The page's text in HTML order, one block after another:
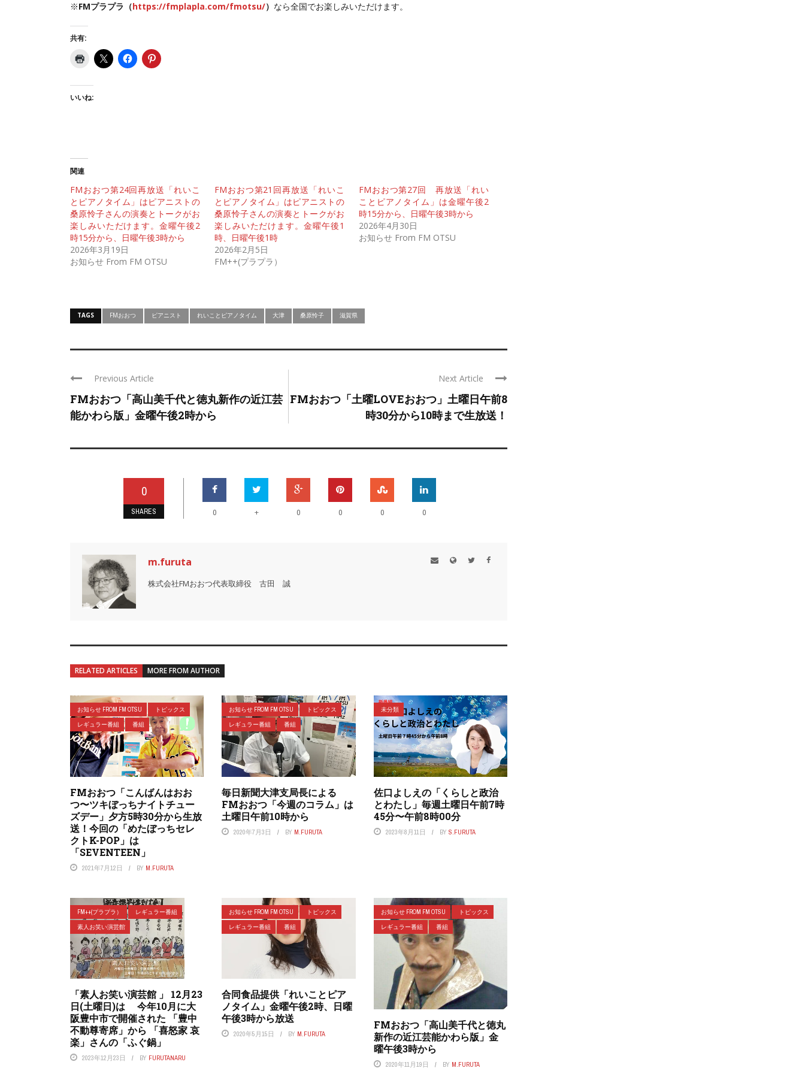
※FMプラプラ（https://fmplapla.com/fmotsu/） なら全国でお楽しみいただけます。
共有:
いいね:
関連
FMおおつ第24回再放送「れいこ
とピアノタイム」はピアニストの
桑原怜子さんの演奏とトークがお
楽しみいただけます。金曜午後2
時15分から、日曜午後3時から
2026年3月19日
お知らせ From FM OTSU
FMおおつ第21回再放送「れいこ
とピアノタイム」はピアニストの
桑原怜子さんの演奏とトークがお
楽しみいただけます。金曜午後1
時、日曜午後1時
2026年2月5日
FM++(プラプラ）
FMおおつ第27回 再放送「れい
ことピアノタイム」は金曜午後2
時15分から、日曜午後3時から
2026年4月30日
お知らせ From FM OTSU
TAGS FMおおつ ピアニスト れいことピアノタイム 大津 桑原怜子 滋賀県
Previous Article
FMおおつ「高山美千代と徳丸新作の近江芸
能かわら版」金曜午後2時から
Next Article
FMおおつ「土曜LOVEおおつ」土曜日午前8
時30分から10時まで生放送！
0
SHARES 0 + 0 0 0 0
m.furuta
株式会社FMおおつ代表取締役 古田 誠
RELATED ARTICLES MORE FROM AUTHOR
お知らせ FROM FM OTSU
トピックス
レギュラー番組
番組
FMおおつ「こんばんはおお
つ〜ツキぼっちナイトチュー
ズデー」夕方5時30分から生放
送！今回の「めたぼっちセレ
クトK-POP」は
「SEVENTEEN」
2021年7月12日 BY M.FURUTA
お知らせ FROM FM OTSU
トピックス
レギュラー番組
番組
毎日新聞大津支局長による
FMおおつ「今週のコラム」は
土曜日午前10時から
2020年7月3日 BY M.FURUTA
未分類
佐口よしえの「くらしと政治
とわたし」毎週土曜日午前7時
45分〜午前8時00分
2023年8月11日 BY S.FURUTA
FM++(プラプラ）
レギュラー番組
素人お笑い演芸館
「素人お笑い演芸館 」 12月23
日(土曜日)は 今年10月に大
阪豊中市で開催された 「豊中
不動尊寄席」から 「喜怒家 哀
楽」さんの「ふぐ鍋」
2023年12月23日 BY FURUTANARU
お知らせ FROM FM OTSU
トピックス
レギュラー番組
番組
合同食品提供「れいことピア
ノタイム」金曜午後2時、日曜
午後3時から放送
2020年5月15日 BY M.FURUTA
お知らせ FROM FM OTSU
トピックス
レギュラー番組
番組
FMおおつ「高山美千代と徳丸
新作の近江芸能かわら版」金
曜午後3時から
2020年11月19日 BY M.FURUTA